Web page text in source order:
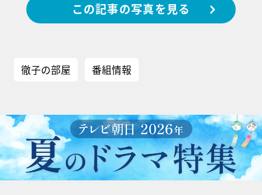
この記事の写真を見る
徹子の部屋 番組情報